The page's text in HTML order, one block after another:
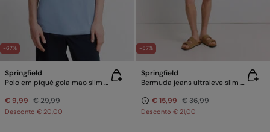
-67%
Springfield
Polo em piqué gola mao slim fit
€ 9,99 € 29,99
Desconto € 20,00
-57%
Springfield
Bermuda jeans ultraleve slim fit
€ 15,99 € 36,99
Desconto € 21,00